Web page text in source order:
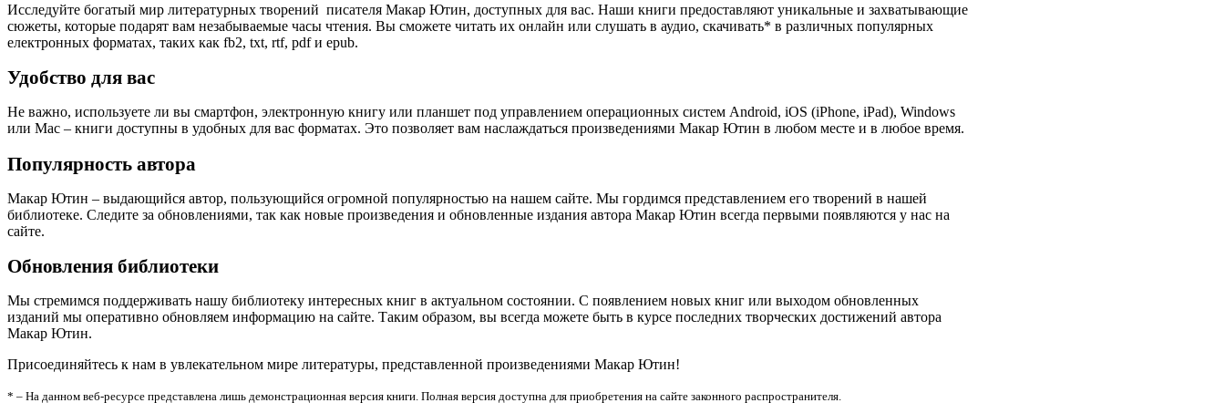
Исследуйте богатый мир литературных творений писателя Макар Ютин, доступных для вас. Наши книги предоставляют уникальные и захватывающие
сюжеты, которые подарят вам незабываемые часы чтения. Вы сможете читать их онлайн или слушать в аудио, скачивать* в различных популярных
електронных форматах, таких как fb2, txt, rtf, pdf и epub.
Удобство для вас
Не важно, используете ли вы смартфон, электронную книгу или планшет под управлением операционных систем Android, iOS (iPhone, iPad), Windows
или Mac – книги доступны в удобных для вас форматах. Это позволяет вам наслаждаться произведениями Макар Ютин в любом месте и в любое время.
Популярность автора
Макар Ютин – выдающийся автор, пользующийся огромной популярностью на нашем сайте. Мы гордимся представлением его творений в нашей
библиотеке. Следите за обновлениями, так как новые произведения и обновленные издания автора Макар Ютин всегда первыми появляются у нас на
сайте.
Обновления библиотеки
Мы стремимся поддерживать нашу библиотеку интересных книг в актуальном состоянии. С появлением новых книг или выходом обновленных
изданий мы оперативно обновляем информацию на сайте. Таким образом, вы всегда можете быть в курсе последних творческих достижений автора
Макар Ютин.
Присоединяйтесь к нам в увлекательном мире литературы, представленной произведениями Макар Ютин!
* – На данном веб-ресурсе представлена лишь демонстрационная версия книги. Полная версия доступна для приобретения на сайте законного распространителя.